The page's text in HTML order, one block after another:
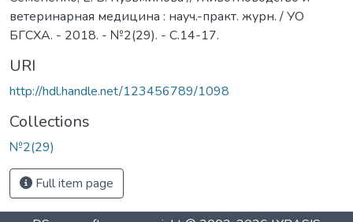
ветеринарная медицина : науч.-практ. журн. / УО
БГСХА. - 2018. - №2(29). - С.14-17.
URI
http://hdl.handle.net/123456789/1098
Collections
№2(29)
Full item page